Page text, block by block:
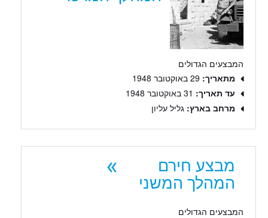
המבצעים הגדולים
מתאריך: 29 באוקטובר 1948
עד תאריך: 31 באוקטובר 1948
מרחב בארץ: גליל עליון
מבצע חירם
המהלך המשני
המבצעים הגדולים